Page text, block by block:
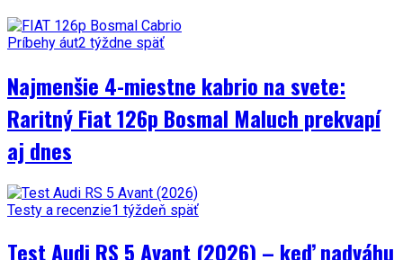
Príbehy áut2 týždne späť
Najmenšie 4-miestne kabrio na svete:
Raritný Fiat 126p Bosmal Maluch prekvapí
aj dnes
Testy a recenzie1 týždeň späť
Test Audi RS 5 Avant (2026) – keď nadváhu